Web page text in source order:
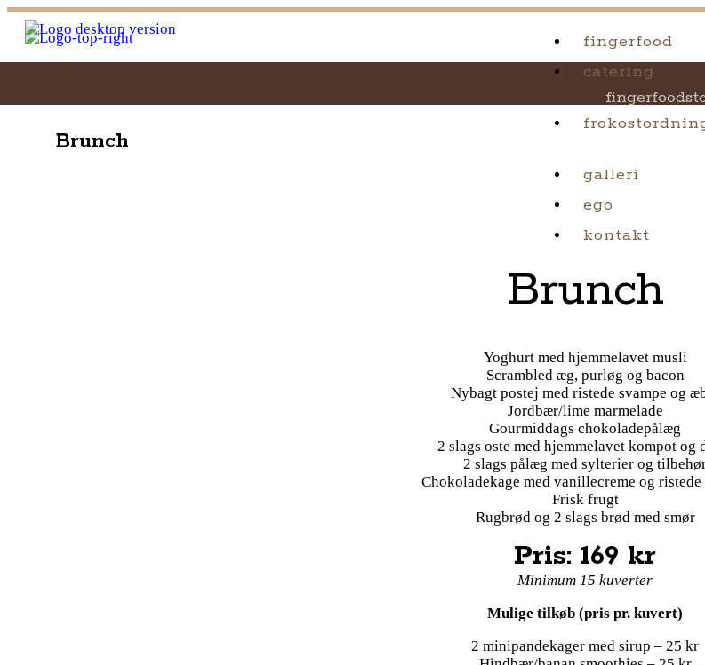
fingerfood
catering
fingerfood
galleri
ego
kontakt
Brunch
Brunch
Yoghurt med hjemmelavet musli
Scrambled æg, purløg og bacon
Nybagt postej med ristede svampe og
Jordbær/lime marmelade
Gourmiddags chokoladepålæg
2 slags oste med hjemmelavet kompot og
2 slags pålæg med sylterier og
Chokoladekage med vanillecreme og ristede
Frisk frugt
Rugbrød og 2 slags brød med smør
Pris: 169 kr
Minimum 15 kuverter
Mulige tilkøb (pris pr. kuvert)
2 minipandekager med sirup – 25 kr